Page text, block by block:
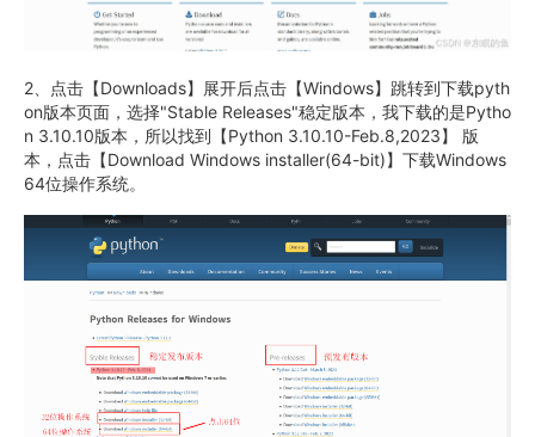
2、点击【Downloads】展开后点击【Windows】跳转到下载pyth
on版本页面，选择"Stable Releases"稳定版本，我下载的是Pytho
n 3.10.10版本，所以找到【Python 3.10.10-Feb.8,2023】 版
本，点击【Download Windows installer(64-bit)】下载Windows
64位操作系统。